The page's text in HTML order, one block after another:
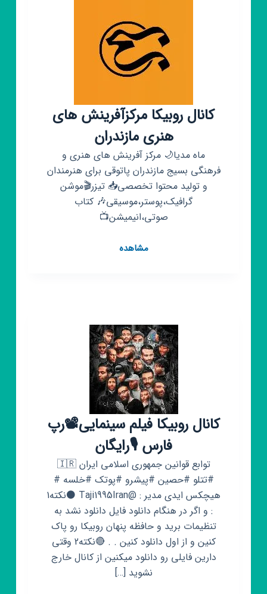
کانال روبیکا مرکزآفرینش های
هنری مازندران
ماه مدیا🌙 مرکز آفرینش های هنری و
فرهنگی بسیج مازندران پاتوقی برای هنرمندان
و تولید محتوا تخصصی📥 تیزر🎬موشن
گرافیک،پوستر،موسیقی🎶 کتاب
صوتی،انیمیشن📺
مشاهدهکانال
کانال روبیکا فیلم سینمایی📽️رپ
فارس 🎙️رایگان
توابع قوانین جمهوری اسلامی ایران 🇮🇷
#تتلو #حصین #پیشرو #پوتک #خلسه #
هیچکس ایدی مدیر : @Taji1995Iran ⚫️نکته1
: و اگر در هنگام دانلود فایل دانلود نشد به
تنظیمات برید و حافظه پنهان روبیکا رو پاک
کنین و از اول دانلود کنین . . 🔴نکته2 وقتی
دارین فایلی رو دانلود میکنین از کانال خارج
نشوید […]